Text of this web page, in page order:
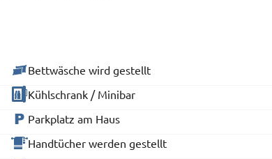
Bettwäsche wird gestellt
Kühlschrank / Minibar
Parkplatz am Haus
Handtücher werden gestellt